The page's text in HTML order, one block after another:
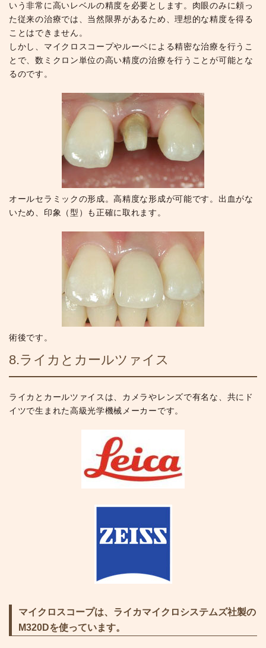
いう非常に高いレベルの精度を必要とします。肉眼のみに頼っ
た従来の治療では、当然限界があるため、理想的な精度を得る
ことはできません。
しかし、マイクロスコープやルーペによる精密な治療を行うこ
とで、数ミクロン単位の高い精度の治療を行うことが可能とな
るのです。
オールセラミックの形成。高精度な形成が可能です。出血がな
いため、印象（型）も正確に取れます。
術後です。
8.ライカとカールツァイス
ライカとカールツァイスは、カメラやレンズで有名な、共にド
イツで生まれた高級光学機械メーカーです。
マイクロスコープは、ライカマイクロシステムズ社製の
M320Dを使っています。